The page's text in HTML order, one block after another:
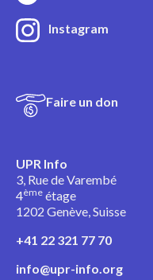
Instagram
Faire un don
UPR Info
3, Rue de Varembé
4ème étage
1202 Genève, Suisse
+41 22 321 77 70
info@upr-info.org